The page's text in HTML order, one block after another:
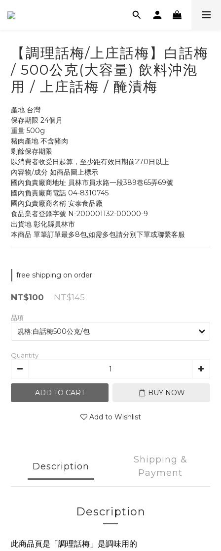
【調理話梅/上庄話梅】白話梅
/ 500公克(大容量) 飲料沖泡
用 / 上庄話梅 / 醃漬梅
產地 台灣
保存期限 24個月
重量 500g
豬肉產地 不含豬肉
剩餘保存期限
以消費者收受日起算，至少距有效日期前270日以上
內容物/成分 如商品圖上標示
國內負責廠商地址 員林市員水路一段389巷65弄69號
國內負責廠商電話 04-8310745
國內負責廠商名稱 安泰食品廠
食品業者登錄字號 N-200001132-00000-9
出貨地 彰化縣員林市
本商品 單筆訂單最多8包,如需多包請分別下單或聯繫客服
free shipping on order
NT$145
NT$100
品項
Quantity
ADD TO CART BUY NOW
Add to Wishlist
Description
Shipping &
Payment
Description
此商品頁是「調理話梅」是調味用的